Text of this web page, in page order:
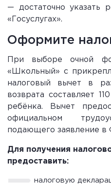
— достаточно указать
«Госуслугах».
Оформите
При выборе очной
«Школьный» с
налоговый вычет в
возврата составляет
ребёнка. Вычет
официальном
подающего заявление в
Для получения
предоставить:
налоговую